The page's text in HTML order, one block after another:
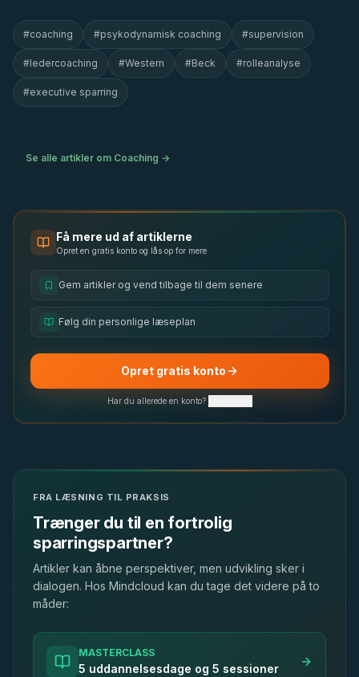
#coaching #psykodynamisk coaching #supervision
#ledercoaching #Western #Beck #rolleanalyse
#executive sparring
Se alle artikler om Coaching →
Få mere ud af artiklerne
Opret en gratis konto og lås op for mere
Gem artikler og vend tilbage til dem senere
Følg din personlige læseplan
Opret gratis konto
Har du allerede en konto?
FRA LÆSNING TIL PRAKSIS
Trænger du til en fortrolig
sparringspartner?
Artikler kan åbne perspektiver, men udvikling sker i
dialogen. Hos Mindcloud kan du tage det videre på to
måder:
MASTERCLASS
5 uddannelsesdage og 5 sessioner